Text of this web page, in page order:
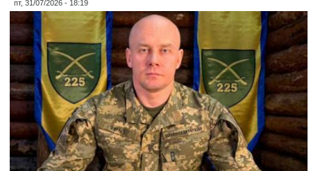
пт, 31/07/2026 - 18:19